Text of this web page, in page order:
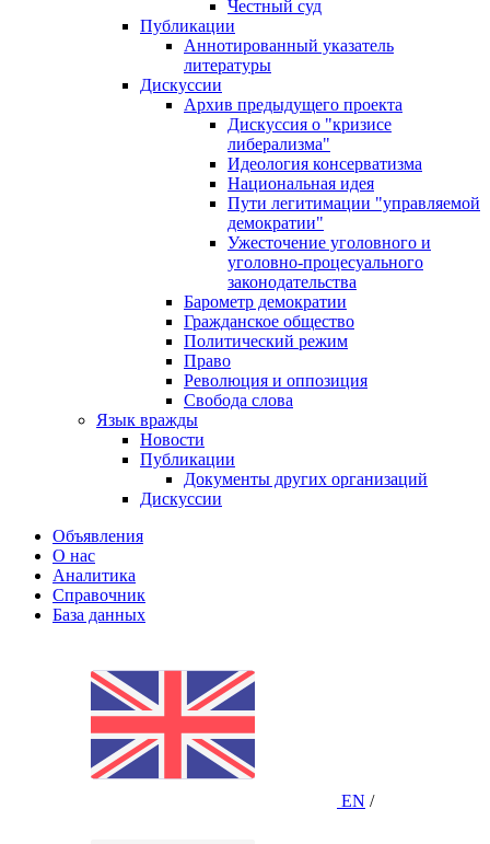
Честный суд
Публикации
Аннотированный указатель
литературы
Дискуссии
Архив предыдущего проекта
Дискуссия о "кризисе
либерализма"
Идеология консерватизма
Национальная идея
Пути легитимации "управляемой
демократии"
Ужесточение уголовного и
уголовно-процесуального
законодательства
Барометр демократии
Гражданское общество
Политический режим
Право
Революция и оппозиция
Свобода слова
Язык вражды
Новости
Публикации
Документы других организаций
Дискуссии
Объявления
О нас
Аналитика
Справочник
База данных
EN /